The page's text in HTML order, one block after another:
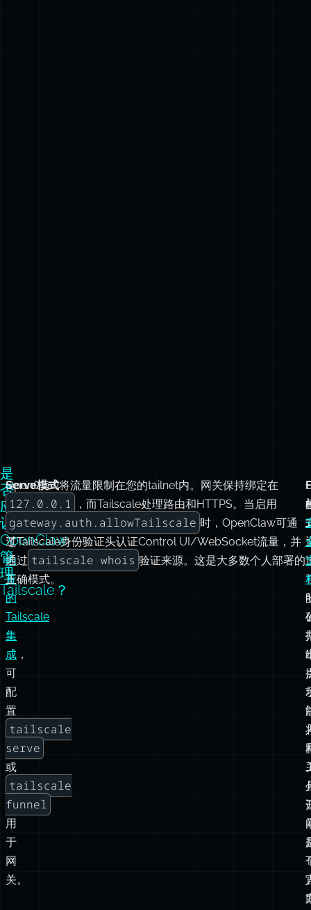
是
否
应
让
OpenClaw
管
理
Tailscale？
OpenClaw
提
供
了
内
置
的
Tailscale
集
成
可
配
置
tailscale
serve
或
tailscale
funnel
用
Serve模式将流量限制在您的tailnet内。网关保持绑定在
127.0.0.1 ，而Tailscale处理路由和HTTPS。当启用
gateway.auth.allowTailscale
过Tailscale身份验证头认证Control UI/WebSocket流量，并
通过
tailscale whois
正确模式。